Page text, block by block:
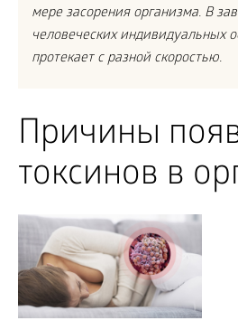
мере засорения организма. В
человеческих индивидуальных
протекает с разной скоростью.
Причины
токсинов в